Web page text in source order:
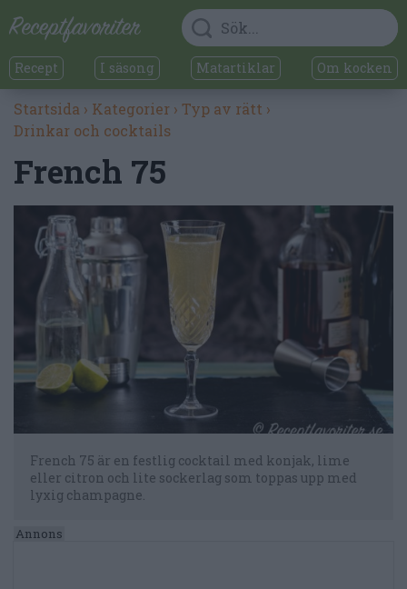
Recept I säsong Matartiklar Om kocken
Startsida › Kategorier › Typ av rätt ›
Drinkar och cocktails
French 75
French 75 är en festlig cocktail med konjak, lime
eller citron och lite sockerlag som toppas upp med
lyxig champagne.